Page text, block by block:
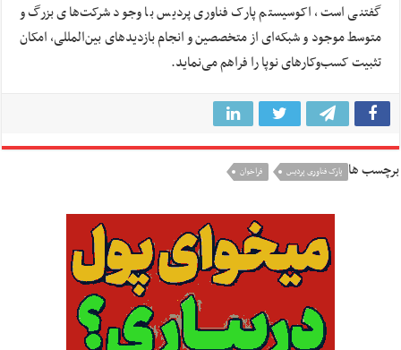
گفتنی است، اکوسیستم پارک فناوری پردیس با وجود شرکت‌های بزرگ و
متوسط موجود و شبکه‌ای از متخصصین و انجام بازدیدهای بین‌المللی، امکان
تثبیت کسب‌وکارهای نوپا را فراهم می‌نماید.
برچسب ها پارک فناوری پردیس فراخوان